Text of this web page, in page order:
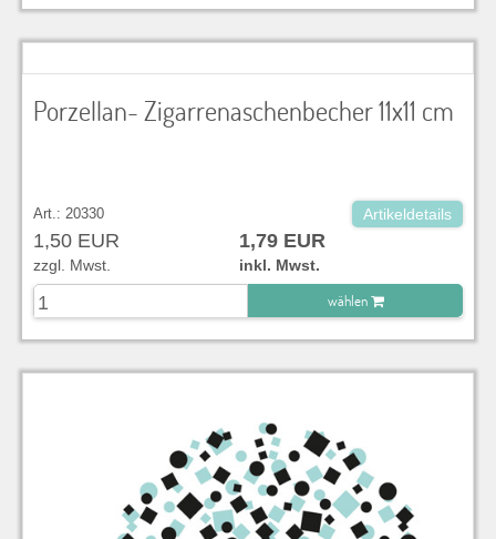
zu Warenkorb hinzugefügt.
Porzellan- Zigarrenaschenbecher 11x11 cm
Art.: 20330 Artikeldetails
1,50 EUR 1,79 EUR
zzgl. Mwst.
inkl. Mwst.
wählen
zu Warenkorb hinzugefügt.